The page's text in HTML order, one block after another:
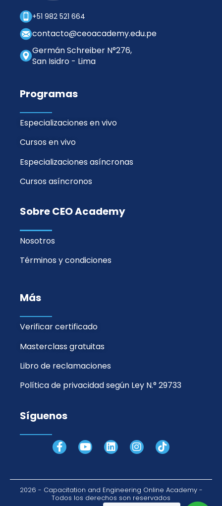
+51 982 521 664
contacto@ceoacademy.edu.pe
Germán Schreiber N°276,
San Isidro - Lima
Programas
Especializaciones en vivo
Cursos en vivo
Especializaciones asíncronas
Cursos asíncronos
Sobre CEO Academy
Nosotros
Términos y condiciones
Más
Verificar certificado
Masterclass gratuitas
Libro de reclamaciones
Política de privacidad según Ley N.° 29733
Síguenos
F
a
o
Y
o
b
L
i
d
I
n
g
T
i
k
2026 - Capacitation and Engineering Online Academy -
Todos los derechos son reservados